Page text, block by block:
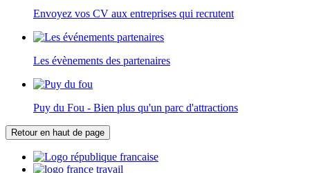
Envoyez vos CV aux entreprises qui recrutent
Les évènements des partenaires
Puy du Fou - Bien plus qu'un parc d'attractions
Retour en haut de page